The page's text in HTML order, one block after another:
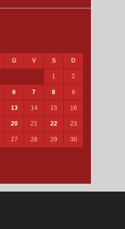
G V S D
1 2
6 7 8 9
13 14 15 16
20 21 22 23
27 28 29 30